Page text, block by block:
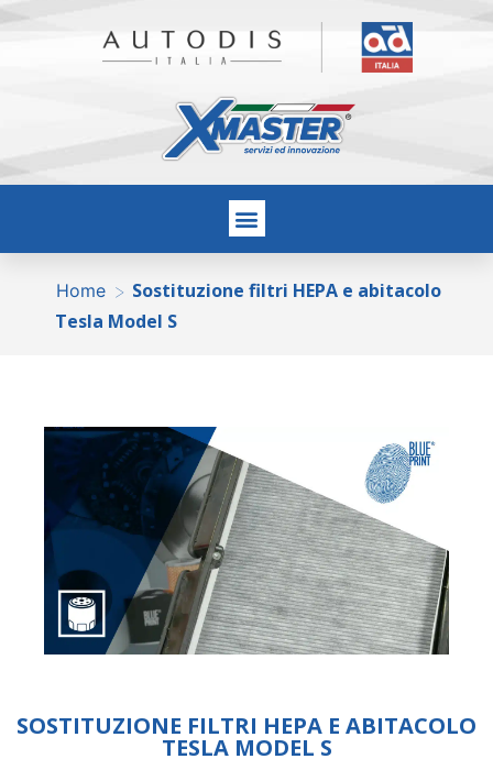
Home > Sostituzione filtri HEPA e abitacolo
Tesla Model S
SOSTITUZIONE FILTRI HEPA E ABITACOLO
TESLA MODEL S